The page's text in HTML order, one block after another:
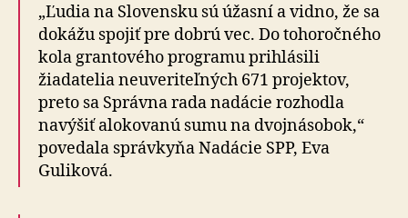
„Ľudia na Slovensku sú úžasní a vidno, že sa
dokážu spojiť pre dobrú vec. Do toho­ročného
kola grantového programu prihlásili
žiadatelia neuveriteľných 671 projektov,
preto sa Správna rada nadácie rozhodla
navýšiť alokovanú sumu na dvoj­ná­so­bok,“
povedala správkyňa Nadácie SPP, Eva
Guliková.